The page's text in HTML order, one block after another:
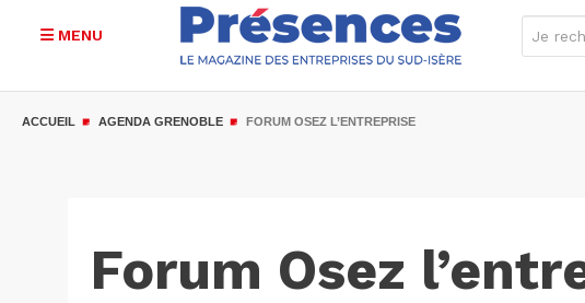
MENU
ACCUEIL AGENDA GRENOBLE FORUM OSEZ L’ENTREPRISE
Forum Osez